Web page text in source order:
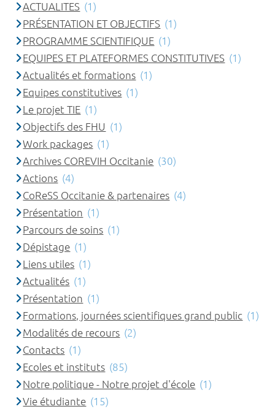
ACTUALITES (1)
PRÉSENTATION ET OBJECTIFS (1)
PROGRAMME SCIENTIFIQUE (1)
EQUIPES ET PLATEFORMES CONSTITUTIVES (1)
Actualités et formations (1)
Equipes constitutives (1)
Le projet TIE (1)
Objectifs des FHU (1)
Work packages (1)
Archives COREVIH Occitanie (30)
Actions (4)
CoReSS Occitanie & partenaires (4)
Présentation (1)
Parcours de soins (1)
Dépistage (1)
Liens utiles (1)
Actualités (1)
Présentation (1)
Formations, journées scientifiques grand public (1)
Modalités de recours (2)
Contacts (1)
Ecoles et instituts (85)
Notre politique - Notre projet d'école (1)
Vie étudiante (15)